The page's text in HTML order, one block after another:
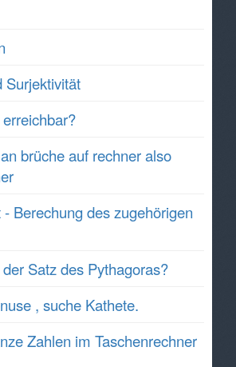
Surjektivität
brüche auf rechner also
Berechung des zugehörigen
Satz des Pythagoras?
, suche Kathete.
Zahlen im Taschenrechner